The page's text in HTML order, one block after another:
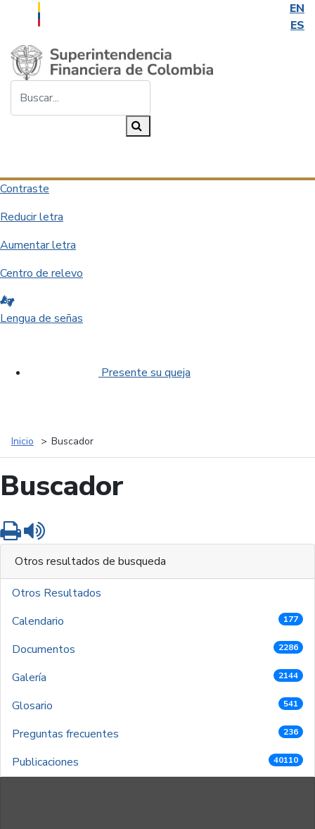
EN
ES
Saltar al contenido principal
Contraste
Reducir letra
Aumentar letra
Centro de relevo
Lengua de señas
Presente su queja
Inicio Buscador
Buscador
Imprimir
Otros resultados de busqueda
Otros Resultados
Calendario
177
Documentos 2286
Galería 2144
Glosario 541
Preguntas frecuentes 236
Publicaciones 40110